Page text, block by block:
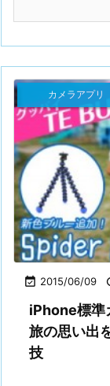
 2015/06/09
カメラアプリ
iPhone標準
旅の思い出
技